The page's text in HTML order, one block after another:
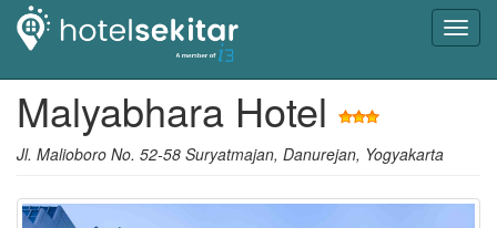
Malyabhara Hotel
Jl. Malioboro No. 52-58 Suryatmajan, Danurejan, Yogyakarta